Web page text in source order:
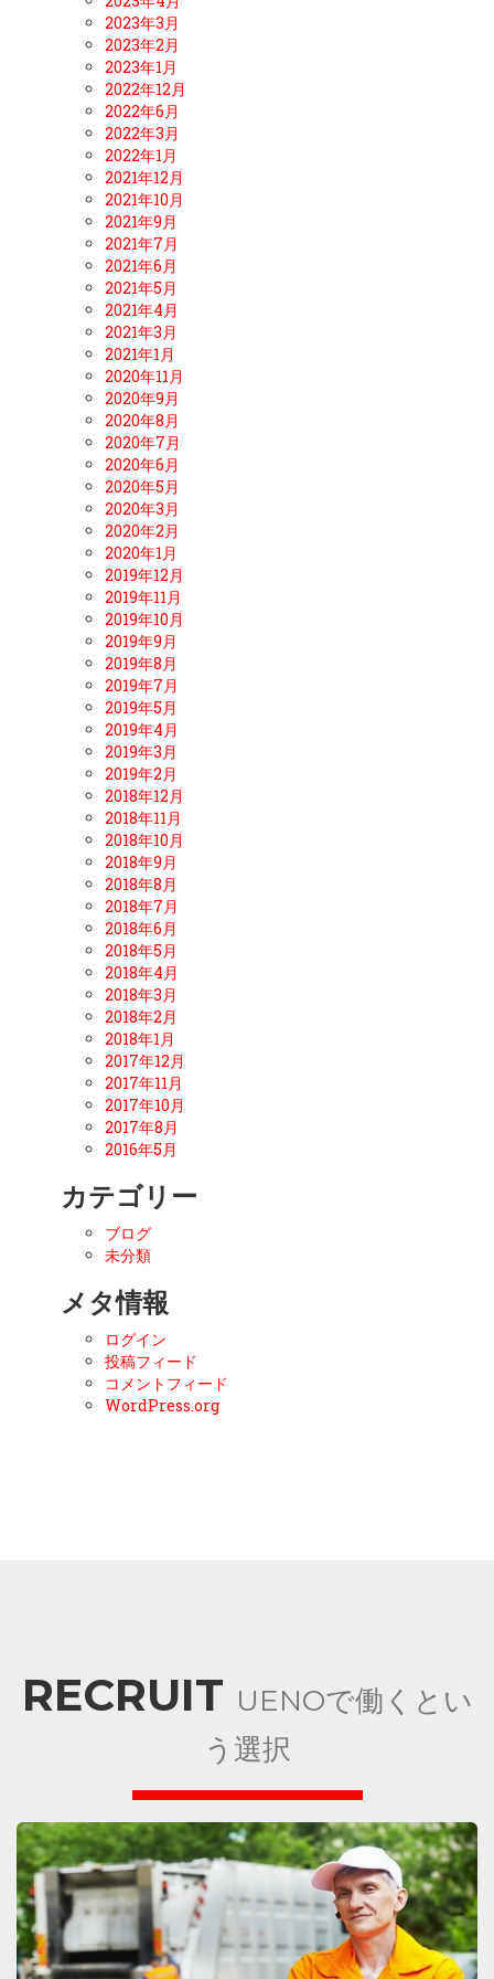
2023年3月
2023年2月
2023年1月
2022年12月
2022年6月
2022年3月
2022年1月
2021年12月
2021年10月
2021年9月
2021年7月
2021年6月
2021年5月
2021年4月
2021年3月
2021年1月
2020年11月
2020年9月
2020年8月
2020年7月
2020年6月
2020年5月
2020年3月
2020年2月
2020年1月
2019年12月
2019年11月
2019年10月
2019年9月
2019年8月
2019年7月
2019年5月
2019年4月
2019年3月
2019年2月
2018年12月
2018年11月
2018年10月
2018年9月
2018年8月
2018年7月
2018年6月
2018年5月
2018年4月
2018年3月
2018年2月
2018年1月
2017年12月
2017年11月
2017年10月
2017年8月
2016年5月
カテゴリー
ブログ
未分類
メタ情報
ログイン
投稿フィード
コメントフィード
WordPress.org
RECRUIT UENOで働くとい
う選択